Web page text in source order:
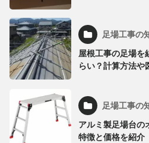
足場工事の
屋根工事の足場を
らい？計算方法や
足場工事の
アルミ製足場台の
特徴と価格を紹介